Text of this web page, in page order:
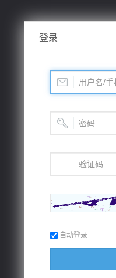
登录
自动登录